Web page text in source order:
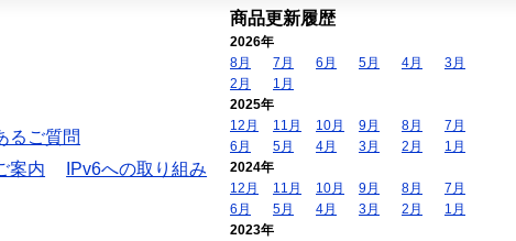
るご質問
案内
IPv6への取り組み
商品更新履歴
2026年
8月
7月 6月 5月 4月
3月
2月
1月
2025年
12月
11月 10月 9月 8月
7月
6月
5月 4月 3月 2月
1月
2024年
12月
11月 10月 9月 8月
7月
6月
5月 4月 3月 2月
1月
2023年